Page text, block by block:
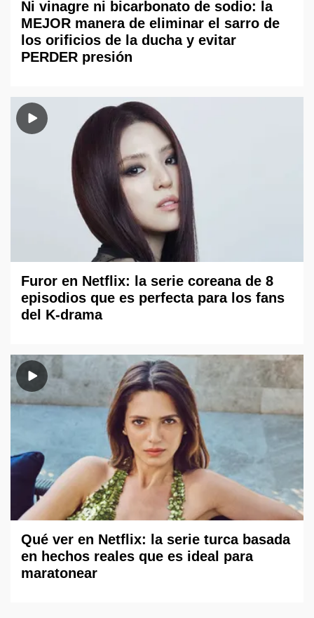
Ni vinagre ni bicarbonato de sodio: la
MEJOR manera de eliminar el sarro de
los orificios de la ducha y evitar
PERDER presión
Furor en Netflix: la serie coreana de 8
episodios que es perfecta para los fans
del K-drama
Qué ver en Netflix: la serie turca basada
en hechos reales que es ideal para
maratonear